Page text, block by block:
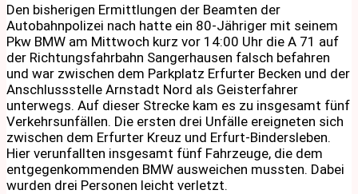
Den bisherigen Ermittlungen der Beamten der
Autobahnpolizei nach hatte ein 80-Jähriger mit seinem
Pkw BMW am Mittwoch kurz vor 14:00 Uhr die A 71 auf
der Richtungsfahrbahn Sangerhausen falsch befahren
und war zwischen dem Parkplatz Erfurter Becken und der
Anschlussstelle Arnstadt Nord als Geisterfahrer
unterwegs. Auf dieser Strecke kam es zu insgesamt fünf
Verkehrsunfällen. Die ersten drei Unfälle ereigneten sich
zwischen dem Erfurter Kreuz und Erfurt-Bindersleben.
Hier verunfallten insgesamt fünf Fahrzeuge, die dem
entgegenkommenden BMW ausweichen mussten. Dabei
wurden drei Personen leicht verletzt.